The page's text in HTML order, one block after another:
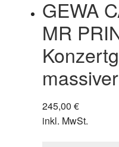
GEWA
MR
245,00 €
inkl. MwSt.